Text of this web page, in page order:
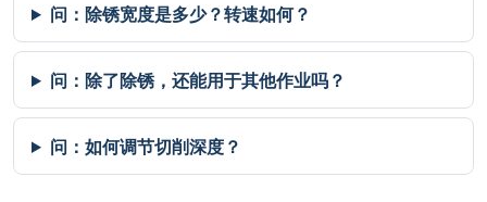
问：除锈宽度是多少？转速如何？
问：除了除锈，还能用于其他作业吗？
问：如何调节切削深度？